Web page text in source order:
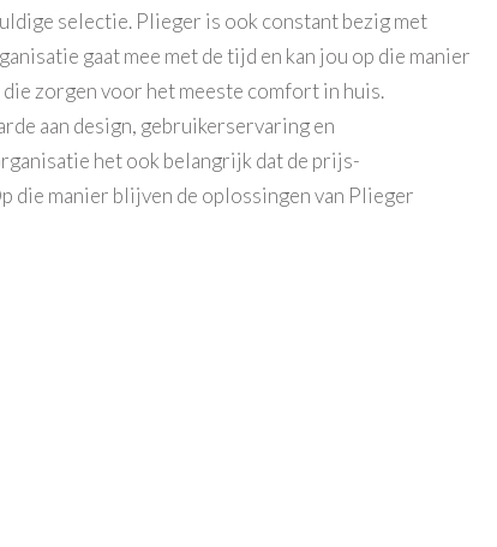
selectie. Plieger is ook constant bezig met
gaat mee met de tijd en kan jou op die manier
zorgen voor het meeste comfort in huis.
aan design, gebruikerservaring en
het ook belangrijk dat de prijs-
die manier blijven de oplossingen van Plieger